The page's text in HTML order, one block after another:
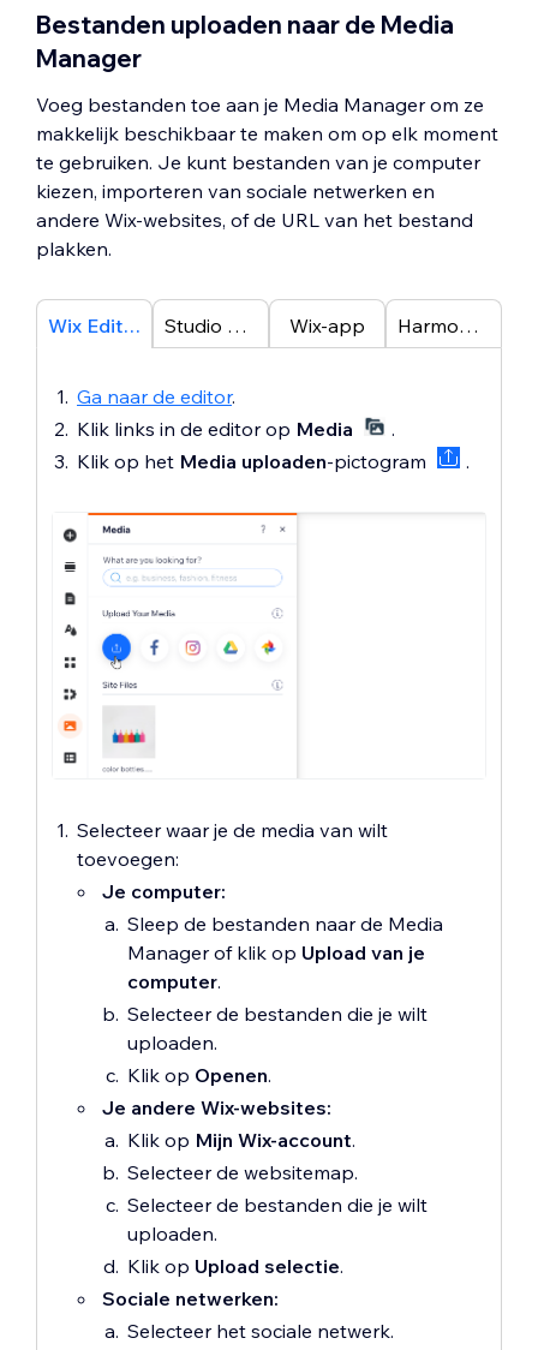
Bestanden uploaden naar de Media
Manager
Voeg bestanden toe aan je Media Manager om ze
makkelijk beschikbaar te maken om op elk moment
te gebruiken. Je kunt bestanden van je computer
kiezen, importeren van sociale netwerken en
andere Wix-websites, of de URL van het bestand
plakken.
Wix Editor Studio Editor Wix-app Harmony-editor
Ga naar de editor.
Klik links in de editor op Media
.
Klik op het Media uploaden-pictogram .
Selecteer waar je de media van wilt
toevoegen:
Je computer:
Sleep de bestanden naar de Media
Manager of klik op Upload van je
computer.
Selecteer de bestanden die je wilt
uploaden.
Klik op Openen.
Je andere Wix-websites:
Klik op Mijn Wix-account.
Selecteer de websitemap.
Selecteer de bestanden die je wilt
uploaden.
Klik op Upload selectie.
Sociale netwerken:
Selecteer het sociale netwerk.